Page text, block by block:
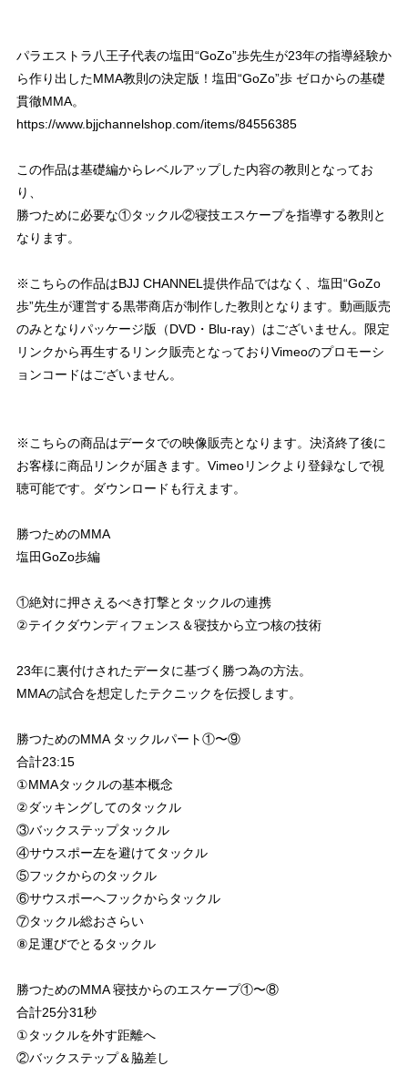
パラエストラ八王子代表の塩田“GoZo”歩先生が23年の指導経験か
ら作り出したMMA教則の決定版！塩田“GoZo”歩 ゼロからの基礎
貫徹MMA。
https://www.bjjchannelshop.com/items/84556385
この作品は基礎編からレベルアップした内容の教則となってお
り、
勝つために必要な①タックル②寝技エスケープを指導する教則と
なります。
※こちらの作品はBJJ CHANNEL提供作品ではなく、塩田“GoZo
歩”先生が運営する黒帯商店が制作した教則となります。動画販売
のみとなりパッケージ版（DVD・Blu-ray）はございません。限定
リンクから再生するリンク販売となっておりVimeoのプロモーシ
ョンコードはございません。
※こちらの商品はデータでの映像販売となります。決済終了後に
お客様に商品リンクが届きます。Vimeoリンクより登録なしで視
聴可能です。ダウンロードも行えます。
勝つためのMMA
塩田GoZo歩編
①絶対に押さえるべき打撃とタックルの連携
②テイクダウンディフェンス＆寝技から立つ核の技術
23年に裏付けされたデータに基づく勝つ為の方法。
MMAの試合を想定したテクニックを伝授します。
勝つためのMMA タックルパート①〜⑨
合計23:15
①MMAタックルの基本概念
②ダッキングしてのタックル
③バックステップタックル
④サウスポー左を避けてタックル
⑤フックからのタックル
⑥サウスポーへフックからタックル
⑦タックル総おさらい
⑧足運びでとるタックル
勝つためのMMA 寝技からのエスケープ①〜⑧
合計25分31秒
①タックルを外す距離へ
②バックステップ＆脇差し